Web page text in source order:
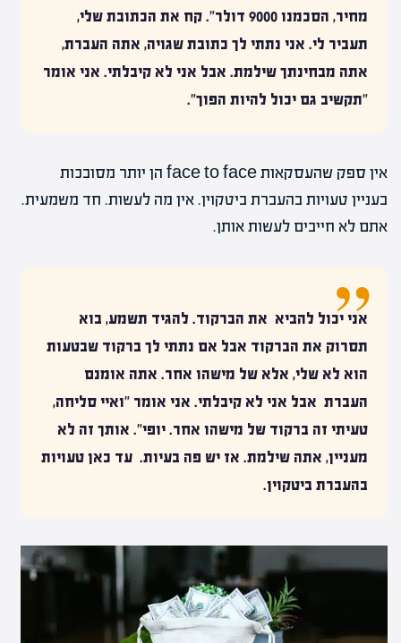
מחיר, הסכמנו 9000 דולר". קח את הכתובת שלי,
תעביר לי. אני נתתי לך כתובת שגויה, אתה העברת,
אתה מבחינתך שילמת. אבל אני לא קיבלתי. אני אומר
"תקשיב גם יכול להיות הפוך".
אין ספק שהעסקאות face to face הן יותר מסובכות
בעניין טעויות בהעברת ביטקוין. אין מה לעשות. חד משמעית.
אתם לא חייבים לעשות אותן.
אני יכול להביא את הברקוד. להגיד תשמע, בוא
תסרוק את הברקוד אבל אם נתתי לך ברקוד שבטעות
הוא לא שלי, אלא של מישהו אחר. אתה אומנם
העברת אבל אני לא קיבלתי. אני אומר "ואיי סליחה,
טעיתי זה ברקוד של מישהו אחר. יופי". אותך זה לא
מעניין, אתה שילמת. אז יש פה בעיות. עד כאן טעויות
בהעברת ביטקוין.